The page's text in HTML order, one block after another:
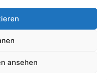
ansehen
Wilhelmshaven, 2025